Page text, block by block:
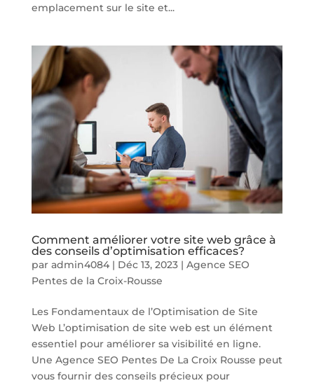
emplacement sur le site et...
Comment améliorer votre site web grâce à
des conseils d’optimisation efficaces?
par admin4084| Déc 13, 2023| Agence SEO
Pentes de la Croix-Rousse
Les Fondamentaux de l’Optimisation de Site
Web L’optimisation de site web est un élément
essentiel pour améliorer sa visibilité en ligne.
Une Agence SEO Pentes De La Croix Rousse peut
vous fournir des conseils précieux pour